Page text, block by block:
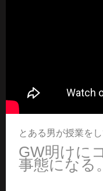
とある男が授業を
GW明けに
事態になる。